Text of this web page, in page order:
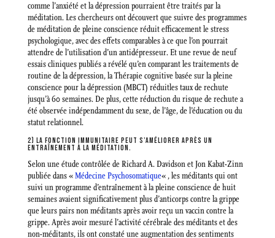
comme l’anxiété et la dépression pourraient être traités par la
méditation. Les chercheurs ont découvert que suivre des programmes
de méditation de pleine conscience réduit efficacement le stress
psychologique, avec des effets comparables à ce que l’on pourrait
attendre de l’utilisation d’un antidépresseur. Et une revue de neuf
essais cliniques publiés a révélé qu’en comparant les traitements de
routine de la dépression, la Thérapie cognitive basée sur la pleine
conscience pour la dépression (MBCT) réduitles taux de rechute
jusqu’à 60 semaines. De plus, cette réduction du risque de rechute a
été observée indépendamment du sexe, de l’âge, de l’éducation ou du
statut relationnel.
2) LA FONCTION IMMUNITAIRE PEUT S’AMÉLIORER APRÈS UN
ENTRAÎNEMENT À LA MÉDITATION.
Selon une étude contrôlée de Richard A. Davidson et Jon Kabat-Zinn
publiée dans «Médecine Psychosomatique« , les méditants qui ont
suivi un programme d’entraînement à la pleine conscience de huit
semaines avaient significativement plus d’anticorps contre la grippe
que leurs pairs non méditants après avoir reçu un vaccin contre la
grippe. Après avoir mesuré l’activité cérébrale des méditants et des
non-méditants, ils ont constaté une augmentation des sentiments